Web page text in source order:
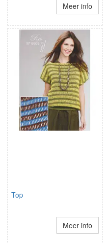
Meer info
Top
Meer info